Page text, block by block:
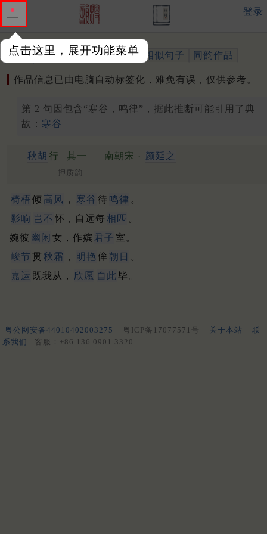
点击这里，展开功能菜单
登录
作品 标注四声 出处、引用 相似句子 同韵作品
作品信息已由电脑自动标签化，难免有误，仅供参考。
第 2 句因包含“寒谷，鸣律”，据此推断可能引用了典
故： 寒谷
秋胡 行 其一 南朝宋 · 颜延之
押质韵
椅梧 倾 高凤 ， 寒谷 待 鸣律 。
影响 岂不 怀，自远每 相匹 。
婉彼 幽闲 女，作嫔 君子 室。
峻节 贯 秋霜 ， 明艳侔 朝日 。
嘉运 既我从， 欣愿 自此毕。
粤公网安备44010402003275 粤ICP备17077571号 关于本站
联
系我们
客服：+86 136 0901 3320